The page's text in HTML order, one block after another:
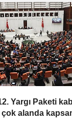
Yargı Paketi
alanda